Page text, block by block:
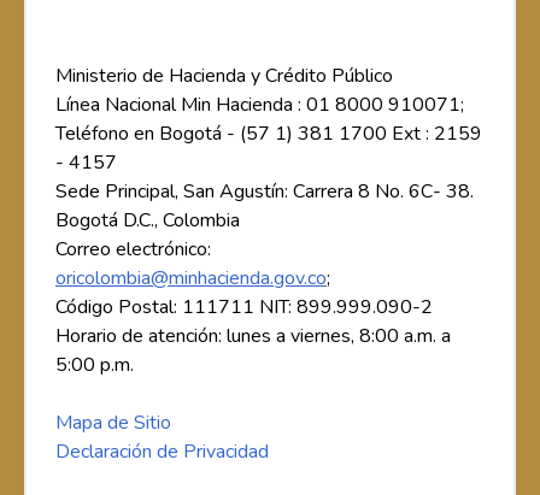
Ministerio de Hacienda y Crédito Público
Línea Nacional Min Hacienda : 01 8000 910071;
Teléfono en Bogotá - (57 1) 381 1700 Ext : 2159
- 4157
Sede Principal, San Agustín: Carrera 8 No. 6C- 38.
Bogotá D.C., Colombia
Correo electrónico:
oricolombia@minhacienda.gov.co;
Código Postal: 111711 NIT: 899.999.090-2
Horario de atención: lunes a viernes, 8:00 a.m. a
5:00 p.m.
Mapa de Sitio
Declaración de Privacidad